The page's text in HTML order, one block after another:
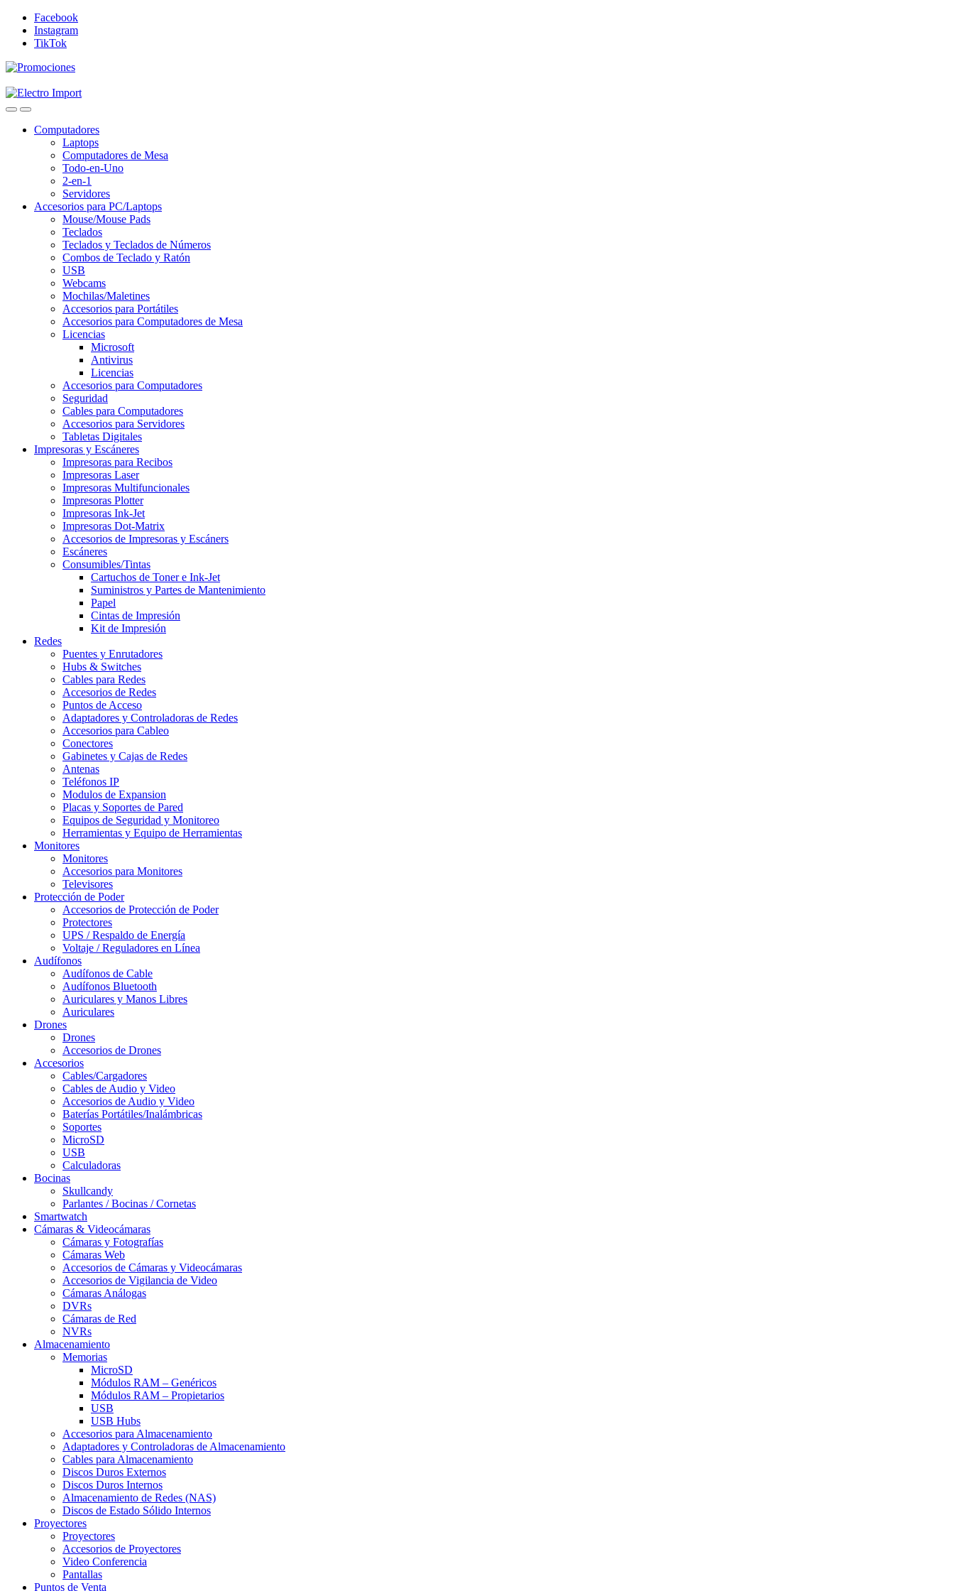
Skip
navigation
Skip
content
Facebook
Instagram
TikTok
Computadores
Laptops
Computadores de Mesa
Todo-en-Uno
2-en-1
Servidores
Accesorios para PC/Laptops
Mouse/Mouse Pads
Teclados
Teclados y Teclados de Números
Combos de Teclado y Ratón
USB
Webcams
Mochilas/Maletines
Accesorios para Portátiles
Accesorios para Computadores de Mesa
Licencias
Microsoft
Antivirus
Licencias
Accesorios para Computadores
Seguridad
Cables para Computadores
Accesorios para Servidores
Tabletas Digitales
Impresoras y Escáneres
Impresoras para Recibos
Impresoras Laser
Impresoras Multifuncionales
Impresoras Plotter
Impresoras Ink-Jet
Impresoras Dot-Matrix
Accesorios de Impresoras y Escáners
Escáneres
Consumibles/Tintas
Cartuchos de Toner e Ink-Jet
Suministros y Partes de Mantenimiento
Papel
Cintas de Impresión
Kit de Impresión
Redes
Puentes y Enrutadores
Hubs & Switches
Cables para Redes
Accesorios de Redes
Puntos de Acceso
Adaptadores y Controladoras de Redes
Accesorios para Cableo
Conectores
Gabinetes y Cajas de Redes
Antenas
Teléfonos IP
Modulos de Expansion
Placas y Soportes de Pared
Equipos de Seguridad y Monitoreo
Herramientas y Equipo de Herramientas
Monitores
Monitores
Accesorios para Monitores
Televisores
Protección de Poder
Accesorios de Protección de Poder
Protectores
UPS / Respaldo de Energía
Voltaje / Reguladores en Línea
Audífonos
Audífonos de Cable
Audífonos Bluetooth
Auriculares y Manos Libres
Auriculares
Drones
Drones
Accesorios de Drones
Accesorios
Cables/Cargadores
Cables de Audio y Video
Accesorios de Audio y Video
Baterías Portátiles/Inalámbricas
Soportes
MicroSD
USB
Calculadoras
Bocinas
Skullcandy
Parlantes / Bocinas / Cornetas
Smartwatch
Cámaras & Videocámaras
Cámaras y Fotografías
Cámaras Web
Accesorios de Cámaras y Videocámaras
Accesorios de Vigilancia de Video
Cámaras Análogas
DVRs
Cámaras de Red
NVRs
Almacenamiento
Memorias
MicroSD
Módulos RAM – Genéricos
Módulos RAM – Propietarios
USB
USB Hubs
Accesorios para Almacenamiento
Adaptadores y Controladoras de Almacenamiento
Cables para Almacenamiento
Discos Duros Externos
Discos Duros Internos
Almacenamiento de Redes (NAS)
Discos de Estado Sólido Internos
Proyectores
Proyectores
Accesorios de Proyectores
Video Conferencia
Pantallas
Puntos de Venta